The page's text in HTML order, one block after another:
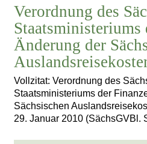
Verordnung des
Staatsministeriums
Änderung der
Vollzitat: Verordnung des
Staatsministeriums der
Sächsischen
29. Januar 2010 (SächsGVBl.